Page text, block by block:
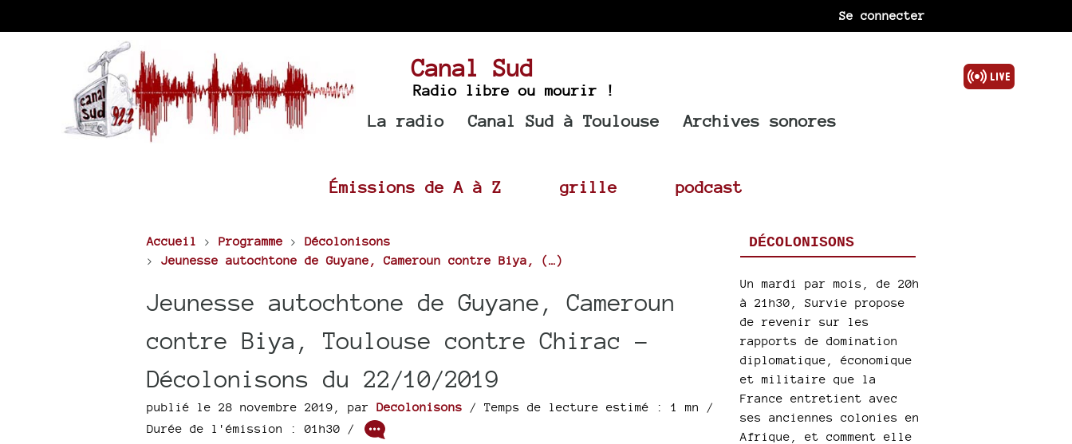
Se connecter
Canal Sud
Radio libre ou mourir !
La radio Canal Sud à Toulouse Archives sonores
Émissions de A à Z grille podcast
Accueil > Programme > Décolonisons
> Jeunesse autochtone de Guyane, Cameroun contre Biya, (…)
Jeunesse autochtone de Guyane, Cameroun
contre Biya, Toulouse contre Chirac -
Décolonisons du 22/10/2019
publié le 28 novembre 2019 par Decolonisons / Temps de lecture estimé : 1 mn /
Durée de l'émission : 01h30 /
DÉCOLONISONS
Un mardi par mois, de 20h
à 21h30, Survie propose
de revenir sur les
rapports de domination
diplomatique, économique
et militaire que la
France entretient avec
ses anciennes colonies en
Afrique, et comment elle